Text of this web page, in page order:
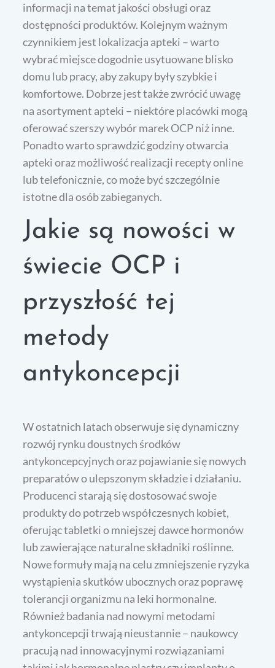
informacji na temat jakości obsługi oraz
dostępności produktów. Kolejnym ważnym
czynnikiem jest lokalizacja apteki – warto
wybrać miejsce dogodnie usytuowane blisko
domu lub pracy, aby zakupy były szybkie i
komfortowe. Dobrze jest także zwrócić uwagę
na asortyment apteki – niektóre placówki mogą
oferować szerszy wybór marek OCP niż inne.
Ponadto warto sprawdzić godziny otwarcia
apteki oraz możliwość realizacji recepty online
lub telefonicznie, co może być szczególnie
istotne dla osób zabieganych.
Jakie są nowości w
świecie OCP i
przyszłość tej
metody
antykoncepcji
W ostatnich latach obserwuje się dynamiczny
rozwój rynku doustnych środków
antykoncepcyjnych oraz pojawianie się nowych
preparatów o ulepszonym składzie i działaniu.
Producenci starają się dostosować swoje
produkty do potrzeb współczesnych kobiet,
oferując tabletki o mniejszej dawce hormonów
lub zawierające naturalne składniki roślinne.
Nowe formuły mają na celu zmniejszenie ryzyka
wystąpienia skutków ubocznych oraz poprawę
tolerancji organizmu na leki hormonalne.
Również badania nad nowymi metodami
antykoncepcji trwają nieustannie – naukowcy
pracują nad innowacyjnymi rozwiązaniami